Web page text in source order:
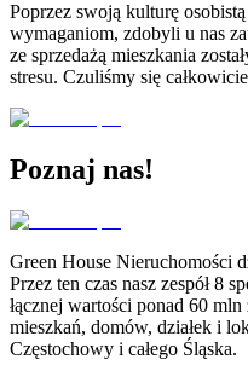
Poprzez swoją kulturę
wymaganiom, zdobyli u nas
ze sprzedażą mieszkania
stresu. Czuliśmy się
Poznaj nas!
Green House Nieruchomości
Przez ten czas nasz zespół 8
łącznej wartości ponad 60
mieszkań, domów, działek i
Częstochowy i całego Śląska.